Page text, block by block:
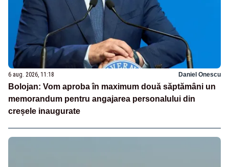
6 aug. 2026, 11:18 Daniel Onescu
Bolojan: Vom aproba în maximum două săptămâni un
memorandum pentru angajarea personalului din
creșele inaugurate